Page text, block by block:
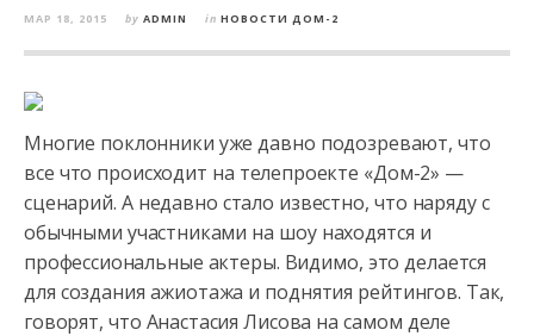
МАР 18, 2015 by ADMIN in НОВОСТИ ДОМ-2
Многие поклонники уже давно подозревают, что
все что происходит на телепроекте «Дом-2» —
сценарий. А недавно стало известно, что наряду с
обычными участниками на шоу находятся и
профессиональные актеры. Видимо, это делается
для создания ажиотажа и поднятия рейтингов. Так,
говорят, что Анастасия Лисова на самом деле